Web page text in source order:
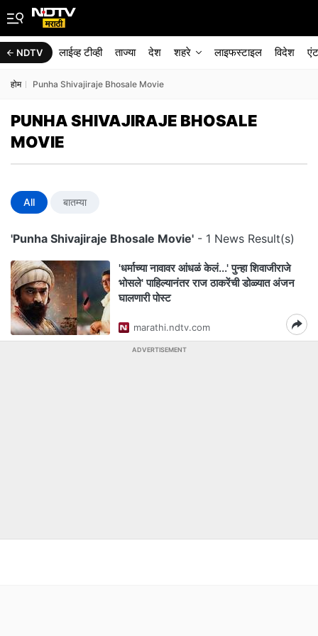
NDTV लाईव्ह टीव्ही ताज्या देश शहरे लाइफस्टाइल विदेश
होम Punha Shivajiraje Bhosale Movie
PUNHA SHIVAJIRAJE BHOSALE
MOVIE
All बातम्या
'Punha Shivajiraje Bhosale Movie' - 1 News Result(s)
'धर्माच्या नावावर आंधळं केलं...' पुन्हा शिवाजीराजे
भोसले' पाहिल्यानंतर राज ठाकरेंची डोळ्यात अंजन
घालणारी पोस्ट
marathi.ndtv.com
ADVERTISEMENT